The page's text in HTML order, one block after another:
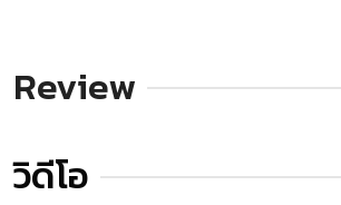
Review
วิดีโอ